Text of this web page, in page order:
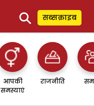
⚲ सब्सक्राइब
आपकी
समस्याएं
राजनीति